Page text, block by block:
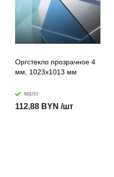
Оргстекло прозрачное 4
мм, 1023x1013 мм
мало
112,88 BYN /шт